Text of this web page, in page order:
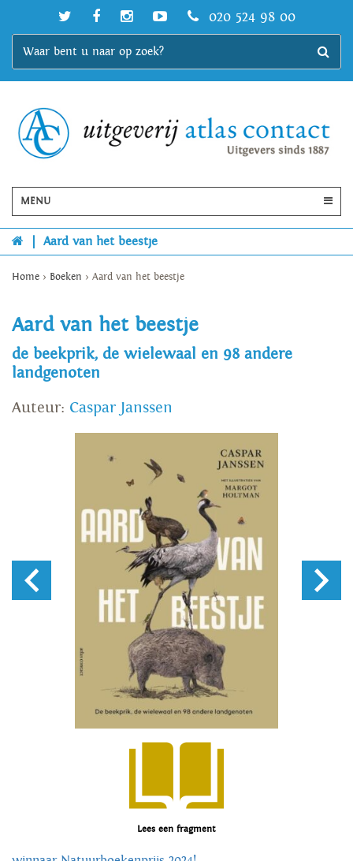
020 524 98 00
MENU
Aard van het beestje
Home > Boeken > Aard van het beestje
Aard van het beestje
de beekprik, de wielewaal en 98 andere
landgenoten
Auteur: Caspar Janssen
Lees een fragment